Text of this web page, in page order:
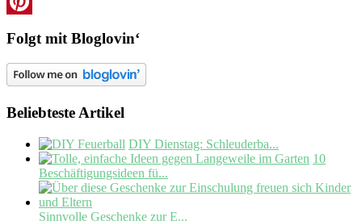
Folgt mit Bloglovin‘
Beliebteste Artikel
DIY Dienstag: Schleuderba...
10
Beschäftigungsideen fü...
Sinnvolle Geschenke zur E...